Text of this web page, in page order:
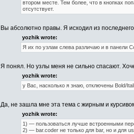
втором месте. Тем более, что в кнопках
отсутствует.
Вы абсолютно правы. Я исходил из
yozhik wrote:
Я их по узлам слева различаю и в панели
Я понял. Но узлы меня не сильно спасают.
yozhik wrote:
у Вас, насколько я знаю, отключены Bold/
Да, не зашла мне эта тема с жирным и
yozhik wrote:
1) — пользоваться лучше встроенными
2) — bar.coder не только для bar, но и для